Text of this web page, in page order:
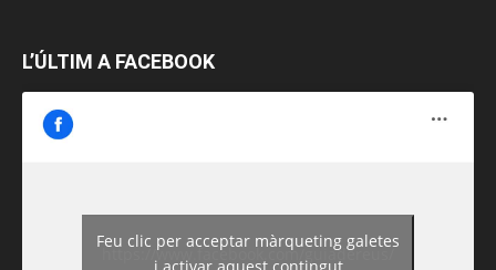
L’ÚLTIM A FACEBOOK
https://www.facebook.com/guiadereus/
Feu clic per acceptar màrqueting galetes